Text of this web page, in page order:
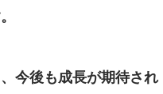
今後も成長が期待され